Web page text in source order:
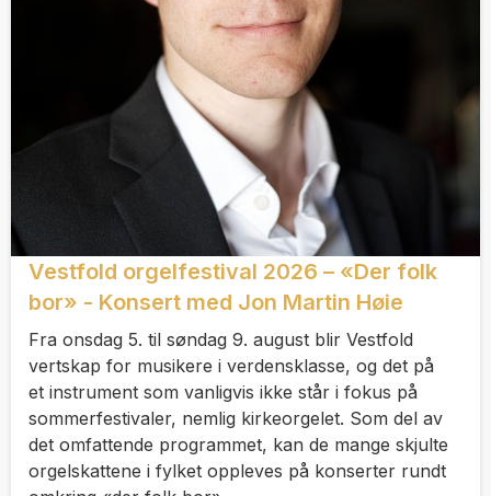
Vestfold orgelfestival 2026 – «Der folk
bor» - Konsert med Jon Martin Høie
Fra onsdag 5. til søndag 9. august blir Vestfold
vertskap for musikere i verdensklasse, og det på
et instrument som vanligvis ikke står i fokus på
sommerfestivaler, nemlig kirkeorgelet. Som del av
det omfattende programmet, kan de mange skjulte
orgelskattene i fylket oppleves på konserter rundt